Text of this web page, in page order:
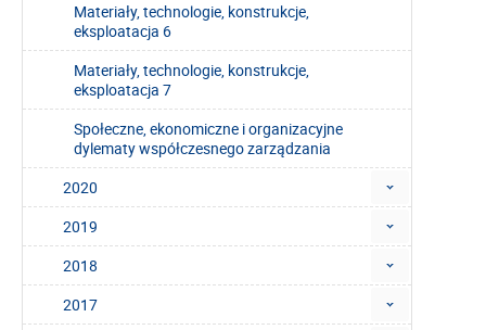
Materiały, technologie, konstrukcje,
eksploatacja 6
Materiały, technologie, konstrukcje,
eksploatacja 7
Społeczne, ekonomiczne i organizacyjne
dylematy współczesnego zarządzania
2020
2019
2018
2017